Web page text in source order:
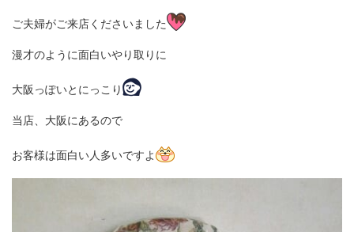
ご夫婦がご来店くださいました
漫才のように面白いやり取りに
大阪っぽいとにっこり
当店、大阪にあるので
お客様は面白い人多いですよ